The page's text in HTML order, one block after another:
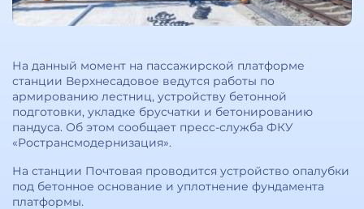
На данный момент на пассажирской платформе
станции Верхнесадовое ведутся работы по
армированию лестниц, устройству бетонной
подготовки, укладке брусчатки и бетонированию
пандуса. Об этом сообщает пресс-служба ФКУ
«Ространсмодернизация».
На станции Почтовая проводится устройство опалубки
под бетонное основание и уплотнение фундамента
платформы.